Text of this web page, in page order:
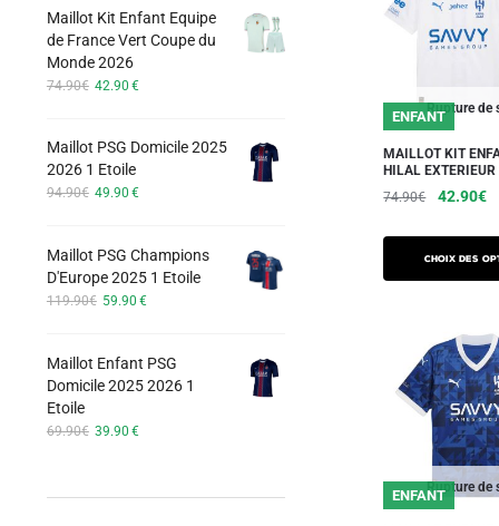
Les
options
choisies
sur
la
page
du
produit
Rupture de
ENFANT
MAILLOT KIT
HILAL
74.90€
Le
était :
42.90€Le
Choix des
Ce
produit
variations.
Les
options
peuvent
choisies
sur
Rupture de
ENFANT
était :
74.90€.
est :
42.90€.
Maillot Kit Enfant Equipe
de France Vert Coupe du
Monde 2026
74.90€ Le
était :
74.90€.
42.90 €Le
est :
Maillot PSG Domicile 2025
2026 1 Etoile
94.90€ Le
était :
94.90€.
49.90 €Le
est :
49.90€.
Maillot PSG Champions
D'Europe 2025 1 Etoile
119.90€ Le
était :
119.90€.
59.90 €Le
est :
59.90€.
Maillot Enfant PSG
Domicile 2025 2026 1
Etoile
69.90€ Le
était :
39.90 €Le
est :